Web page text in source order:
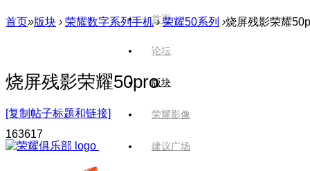
首页
论坛
版块
荣耀影像
建议广场
首页»版块 › 荣耀数字系列手机 › 荣耀50系列 ›烧屏残影荣耀
烧屏残影荣耀50pro
[复制帖子标题和链接]
163617